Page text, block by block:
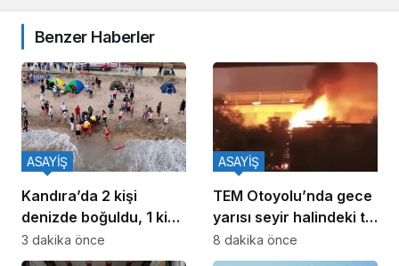
Benzer Haberler
Kandıra’da 2 kişi
denizde boğuldu, 1 kişi
kayıp
ASAYİŞ
3 dakika önce
TEM Otoyolu’nda gece
yarısı seyir halindeki tır
alev alev yandı
ASAYİŞ
8 dakika önce